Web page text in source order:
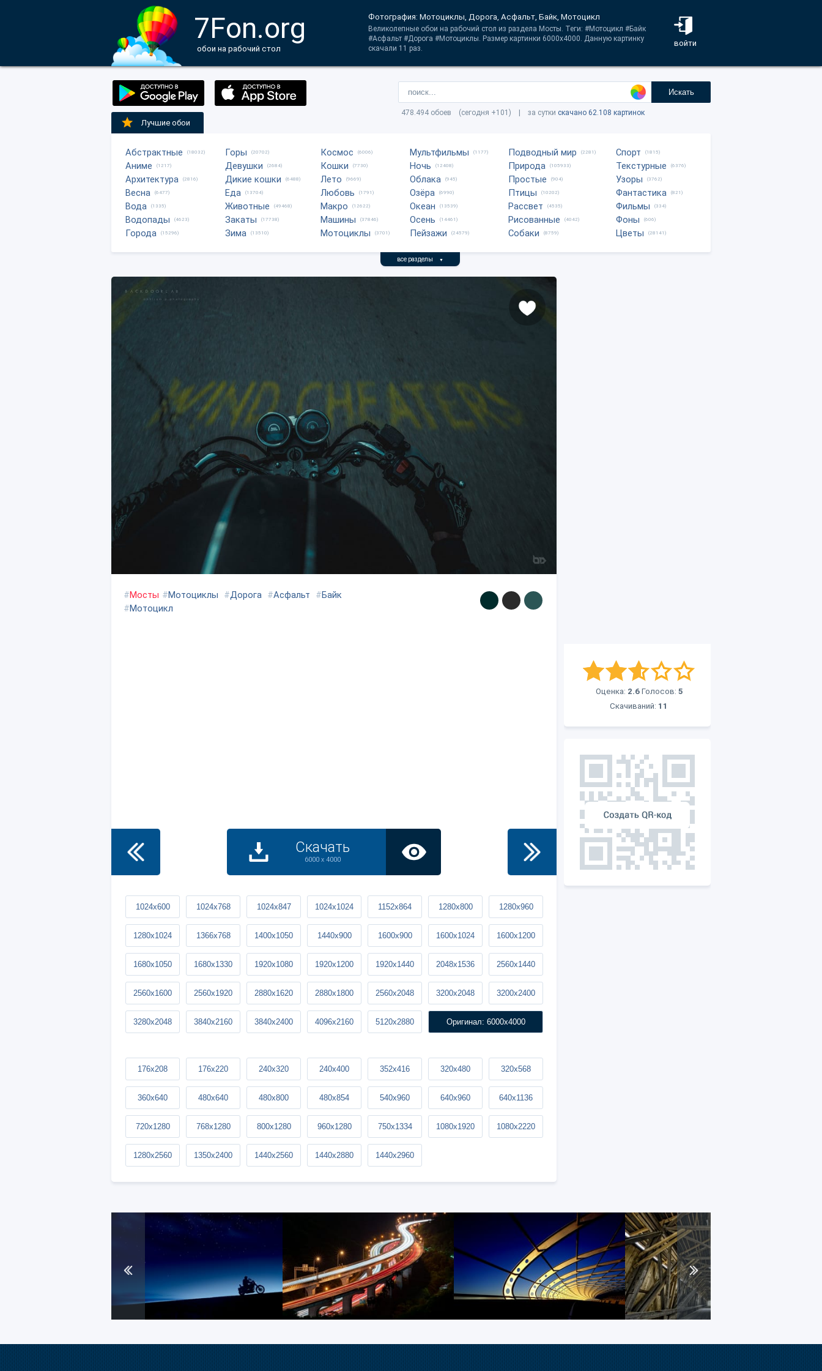
7Fon.org
обои на рабочий стол
войти
Фотография: Мотоциклы, Дорога, Асфальт, Байк, Мотоцикл
Великолепные обои на рабочий стол из раздела Мосты. Теги: #Мотоцикл #Байк
#Асфальт #Дорога #Мотоциклы. Размер картинки 6000x4000. Данную картинку
скачали 11 раз.
Искать
478.494 обоев (сегодня +101) | за сутки скачано 62.108 картинок
Лучшие обои
Абстрактные (18032)
Аниме (1217)
Архитектура (2816)
Весна (6477)
Вода (1335)
Водопады (4623)
Города (15296)
Горы (20702)
Девушки (2684)
Дикие кошки (6488)
Еда (13704)
Животные (49468)
Закаты (17738)
Зима (13510)
Космос (6006)
Кошки (7730)
Лето (9669)
Любовь (1791)
Макро (12622)
Машины (37846)
Мотоциклы (3701)
Мультфильмы (1177)
Ночь (12408)
Облака (945)
Озёра (6990)
Океан (13539)
Осень (14461)
Пейзажи (24579)
Подводный мир (2281)
Природа (105933)
Простые (904)
Птицы (10202)
Рассвет (4535)
Рисованные (4042)
Собаки (8759)
Спорт (1815)
Текстурные (6376)
Узоры (3762)
Фантастика (821)
Фильмы (334)
Фоны (606)
Цветы (28141)
все разделы ▼
Оценка: 2.6 Голосов: 5
Скачиваний: 11
#Мосты #Мотоциклы #Дорога #Асфальт #Байк
#Мотоцикл
Скачать
6000 x 4000
1024x600 1024x768 1024x847 1024x1024 1152x864 1280x800 1280x960
1280x1024 1366x768 1400x1050 1440x900 1600x900 1600x1024 1600x1200
1680x1050 1680x1330 1920x1080 1920x1200 1920x1440 2048x1536 2560x1440
2560x1600 2560x1920 2880x1620 2880x1800 2560x2048 3200x2048 3200x2400
3280x2048 3840x2160 3840x2400 4096x2160 5120x2880 Оригинал: 6000x4000
176x208 176x220 240x320 240x400 352x416 320x480 320x568
360x640 480x640 480x800 480x854 540x960 640x960 640x1136
720x1280 768x1280 800x1280 960x1280 750x1334 1080x1920 1080x2220
1280x2560 1350x2400 1440x2560 1440x2880 1440x2960